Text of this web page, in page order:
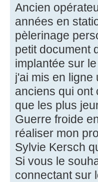
Ancien
années en
pèlerinage
petit document
implantée sur
j'ai mis en ligne
anciens qui ont
que les plus
Guerre froide
réaliser mon
Sylvie Kersch
Si vous le
connectant sur